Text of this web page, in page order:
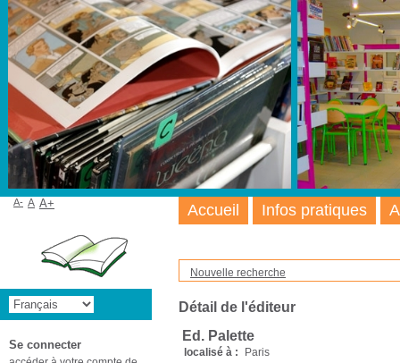
Nouvelle recherche
Détail de l'éditeur
Ed. Palette
localisé à : Paris
Accueil Infos pratiques
A- A A+
Se connecter